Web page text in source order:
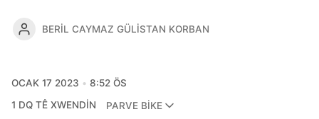
BERIL CAYMAZ GÜLISTAN KORBAN
OCAK 17 2023
8:52 ÖS
1 DQ TÊ XWENDIN
PARVE BIKE